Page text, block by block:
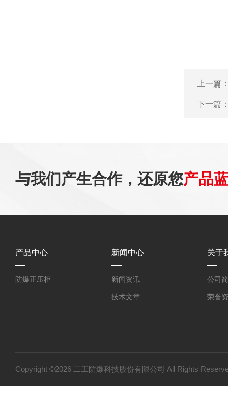
上一篇
下一篇
与我们产生合作，还原您产品
产品中心
防爆正压柜
新闻中心
新闻资讯
技术文章
关于
公司
荣誉
Copyright ©2026 二工防爆科技股份有限公司 All Rights